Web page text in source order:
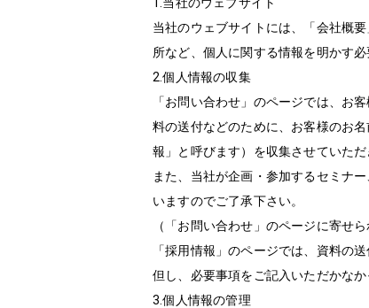
当社のウェブサイトには、「会社概
所など、個人に関する情報を明かす必
2.個人情報の収集
「お問い合わせ」のページでは、お
料の送付などのために、お客様のお
報」と呼びます）を収集させていただ
また、当社が企画・参加するセミナ
いますのでご了承下さい。
（「お問い合わせ」のページに寄せ
「採用情報」のページでは、資料の
但し、必要事項をご記入いただかな
3.個人情報の管理